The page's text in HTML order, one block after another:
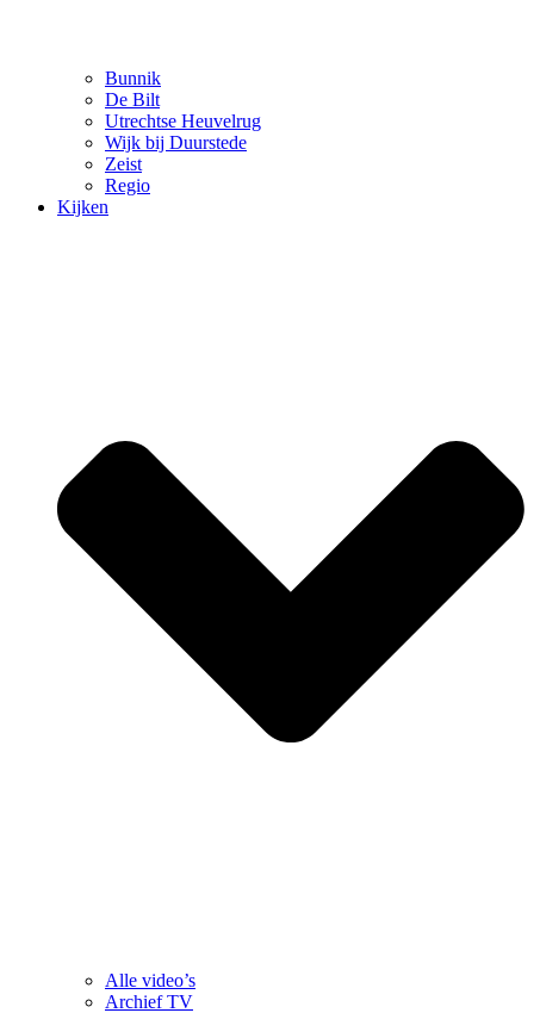
Bunnik
De Bilt
Utrechtse Heuvelrug
Wijk bij Duurstede
Zeist
Regio
Kijken
Alle video’s
Archief TV